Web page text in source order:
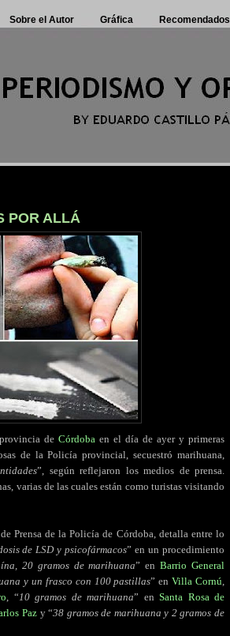
Sobre el Autor Gráfica Recomendados
POR ALLÁ
de Córdoba en el día de ayer y primeras
de la Policía provincial, secuestró marihuana,
”, según reflejaron los medios de prensa.
varias de las cuales están como turistas visitando
Prensa de la Policía de Córdoba, detalla entre lo
de LSD y psicofármacos” en un procedimiento
20 gramos de marihuana” enBarrio General
y un frasco con 100 pastillas” enVilla Cornú,
, “10 gramos de marihuana” en Santa Rosa de
Pazy “38 gramos de marihuana y 2 gramos de